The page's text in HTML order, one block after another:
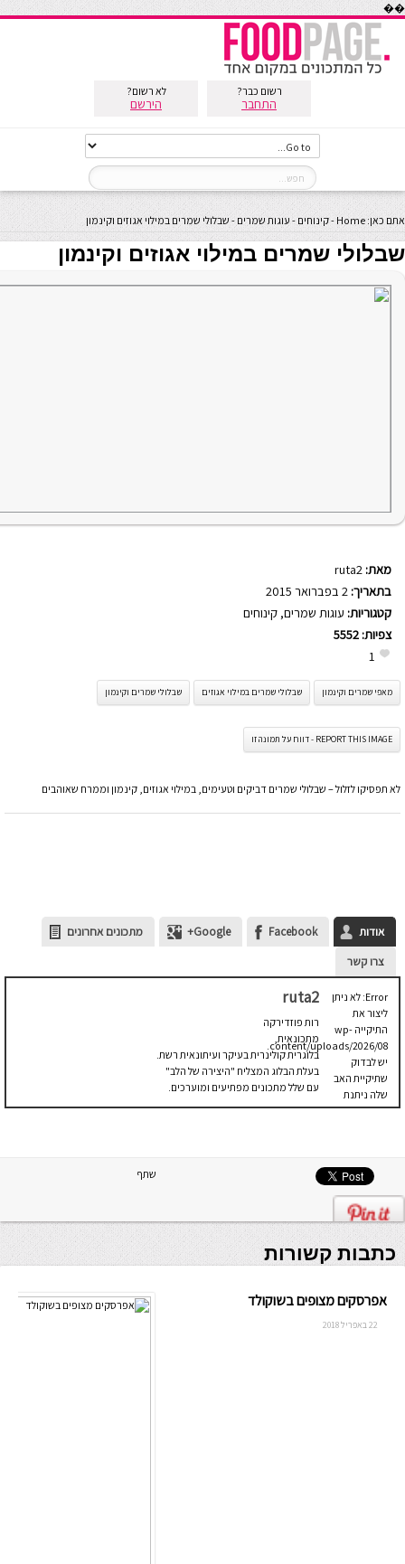
��
רשום כבר?
התחבר
לא רשום?
הירשם
אתם כאן: Home
-קינוחים - עוגות שמרים -שבלולי שמרים במילוי אגוזים וקינמון
שבלולי שמרים במילוי אגוזים וקינמון
מאת: ruta2
בתאריך:
קטגוריות: עוגות שמרים, קינוחים
צפיות: 5552
1
מאפי שמרים וקינמון שבלולי שמרים במילוי אגוזים שבלולי שמרים וקינמון
REPORT THIS IMAGE - דווח על תמונה זו
לא תפסיקו לזלול – שבלולי שמרים דביקים וטעימים, במילוי אגוזים, קינמון וממרח שאוהבים
אודות Facebook
Google+
מתכונים אחרונים
צרו קשר
Error: לא ניתן
ליצור את
התיקייה wp-
content/uploads/2026/08.
יש לבדוק
שתיקיית האב
שלה ניתנת
לכתיבה.
ruta2
רות פוזדירקה
מתכונאית,
בלוגרית קולינרית בעיקר ועיתונאית רשת.
בעלת הבלוג המצליח "היצירה של הלב"
עם שלל מתכונים מפתיעים ומוערכים.
שתף
כתבות קשורות
אפרסקים מצופים בשוקולד
22 באפריל 2018